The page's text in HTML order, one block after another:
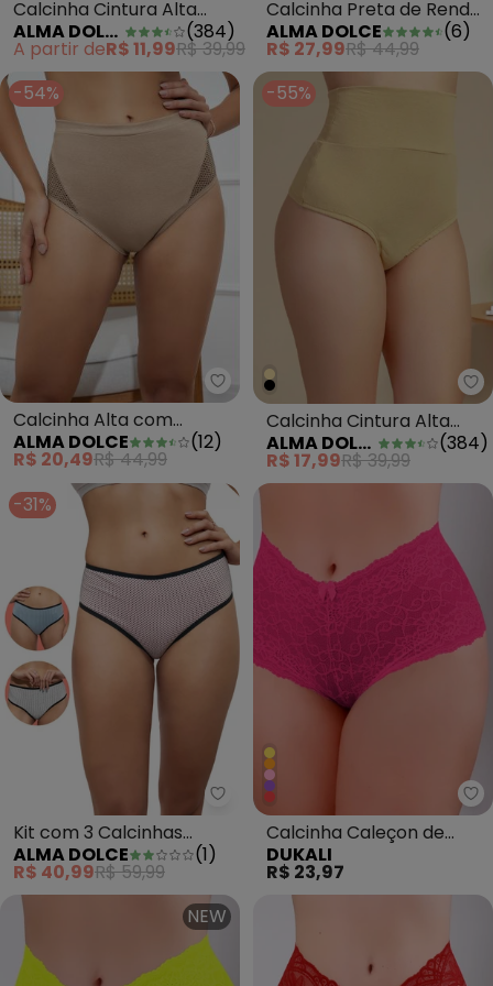
Calcinha Cintura Alta
Étnica
ALMA DOLCE (384)
A partir deR$ 11,99R$ 39,99
Calcinha Preta de Renda
e Transparência
ALMA DOLCE (6)
R$ 27,99R$ 44,99
-54%
Alma Dolce - Calcinha Alta
Calcinha Alta com
Recorte Bege
ALMA DOLCE (12)
R$ 20,49R$ 44,99
-55%
Calcinha Cintura Alta
ChocolateALMA DOLCE (384)
R$ 17,99R$ 39,99
-31%
Alma Dolce - Kit com 3
Kit com 3 Calcinhas
Branco,Rosa,Azul
ALMA DOLCE (1)
R$ 40,99R$ 59,99
Calcinha Caleçon de
Renda Rosa
DUKALI
R$ 23,97
NEW